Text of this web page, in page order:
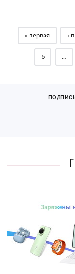
« первая ‹
5 …